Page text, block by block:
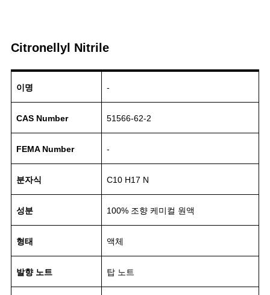
Citronellyl Nitrile
이명 -
CAS Number 51566-62-2
FEMA Number -
분자식 C10 H17 N
성분 100% 조향 케미컬 원액
형태 액체
발향 노트 탑 노트